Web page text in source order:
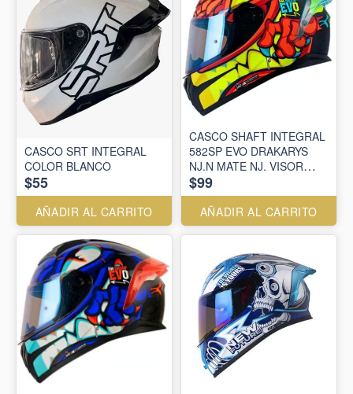
CASCO SRT INTEGRAL
COLOR BLANCO
$55
AÑADIR AL CARRITO
CASCO SHAFT INTEGRAL
582SP EVO DRAKARYS
NJ.N MATE NJ. VISOR
IR.AZ
$99
AÑADIR AL CARRITO